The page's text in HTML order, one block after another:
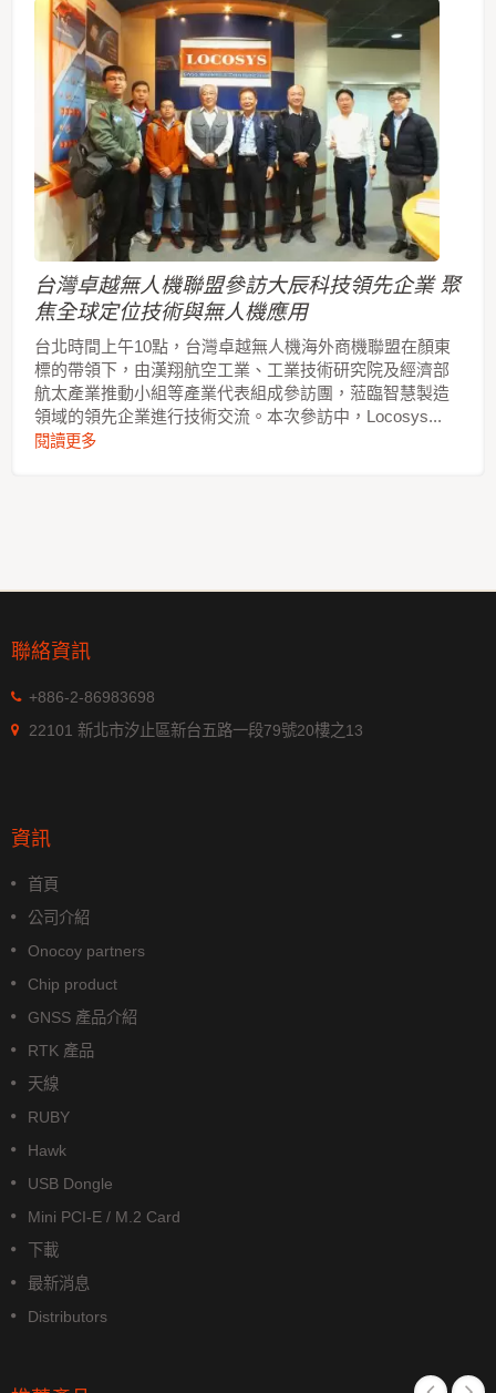
台灣卓越無人機聯盟參訪大辰科技領先企業 聚
焦全球定位技術與無人機應用
台北時間上午10點，台灣卓越無人機海外商機聯盟在顏東
標的帶領下，由漢翔航空工業、工業技術研究院及經濟部
航太產業推動小組等產業代表組成參訪團，蒞臨智慧製造
領域的領先企業進行技術交流。本次參訪中，Locosys...
閱讀更多
聯絡資訊
+886-2-86983698
22101 新北市汐止區新台五路一段79號20樓之13
資訊
首頁
公司介紹
Onocoy partners
Chip product
GNSS 產品介紹
RTK 產品
天線
RUBY
Hawk
USB Dongle
Mini PCI-E / M.2 Card
下載
最新消息
Distributors